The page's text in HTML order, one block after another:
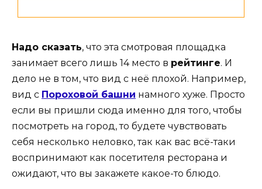
Надо сказать, что эта смотровая площадка
занимает всего лишь 14 место в рейтинге. И
дело не в том, что вид с неё плохой. Например,
вид с Пороховой башни намного хуже. Просто
если вы пришли сюда именно для того, чтобы
посмотреть на город, то будете чувствовать
себя несколько неловко, так как вас всё-таки
воспринимают как посетителя ресторана и
ожидают, что вы закажете какое-то блюдо.